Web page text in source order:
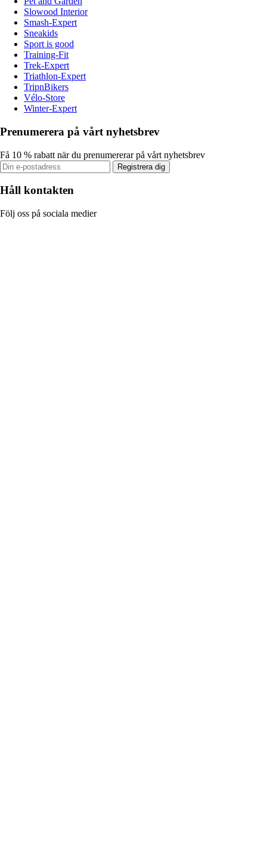
Slowood Interior
Smash-Expert
Sneakids
Sport is good
Training-Fit
Trek-Expert
Triathlon-Expert
TripnBikers
Vélo-Store
Winter-Expert
Prenumerera på vårt nyhetsbrev
Få 10 % rabatt när du prenumererar på vårt nyhetsbrev
Registrera dig
Håll kontakten
Följ oss på sociala medier